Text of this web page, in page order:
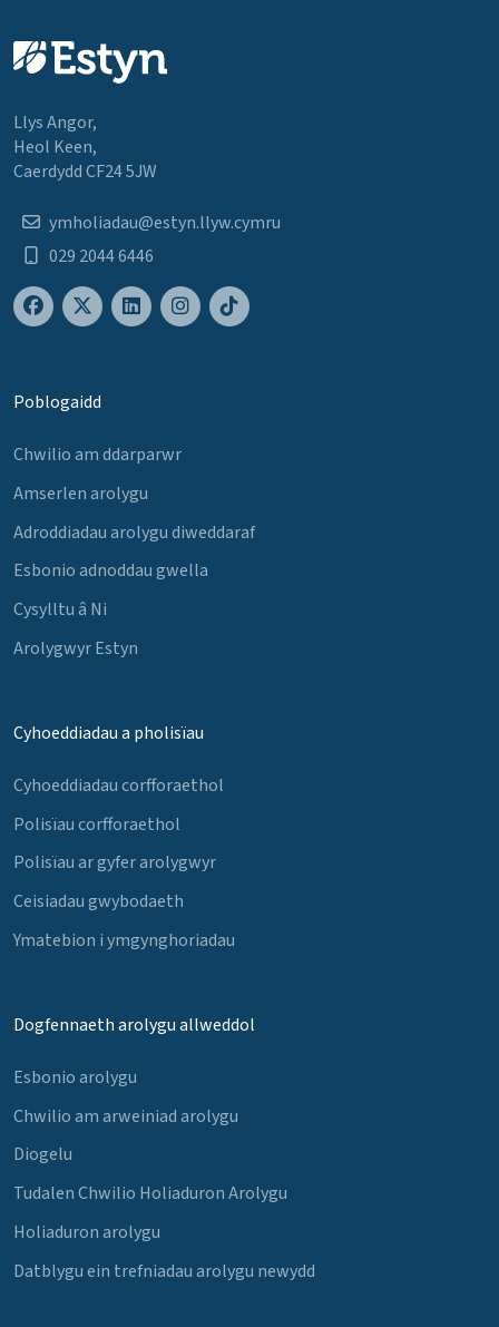
Llys Angor,
Heol Keen,
Caerdydd CF24 5JW
ymholiadau@estyn.llyw.cymru
029 2044 6446
Poblogaidd
Chwilio am ddarparwr
Amserlen arolygu
Adroddiadau arolygu diweddaraf
Esbonio adnoddau gwella
Cysylltu â Ni
Arolygwyr Estyn
Cyhoeddiadau a pholisïau
Cyhoeddiadau corfforaethol
Polisïau corfforaethol
Polisïau ar gyfer arolygwyr
Ceisiadau gwybodaeth
Ymatebion i ymgynghoriadau
Dogfennaeth arolygu allweddol
Esbonio arolygu
Chwilio am arweiniad arolygu
Diogelu
Tudalen Chwilio Holiaduron Arolygu
Holiaduron arolygu
Datblygu ein trefniadau arolygu newydd